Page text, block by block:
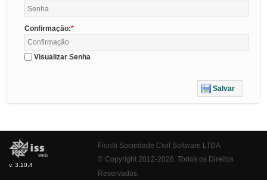
Confirmação:
Visualizar Senha
Salvar
v. 3.10.4
Fiorilli Sociedade Civil Software LTDA
© Copyright 2012-2026. Todos os Direitos
Reservados.